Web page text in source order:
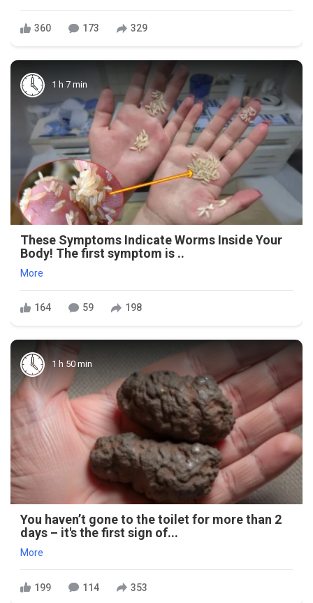
360 173 329
1 h 7 min
These Symptoms Indicate Worms Inside Your
Body! The first symptom is ..
More
164 59 198
1 h 50 min
You haven’t gone to the toilet for more than 2
days – it's the first sign of...
More
199 114 353